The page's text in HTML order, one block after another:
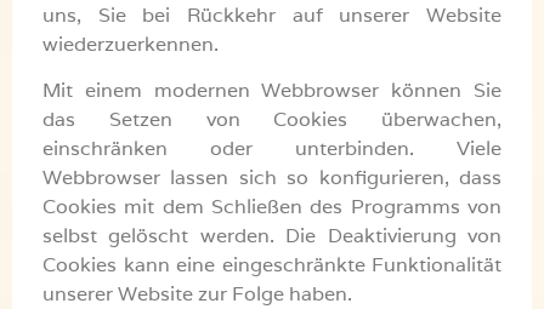
uns, Sie bei Rückkehr auf unserer Website
wiederzuerkennen.
Mit einem modernen Webbrowser können Sie
das Setzen von Cookies überwachen,
einschränken oder unterbinden. Viele
Webbrowser lassen sich so konfigurieren, dass
Cookies mit dem Schließen des Programms von
selbst gelöscht werden. Die Deaktivierung von
Cookies kann eine eingeschränkte Funktionalität
unserer Website zur Folge haben.